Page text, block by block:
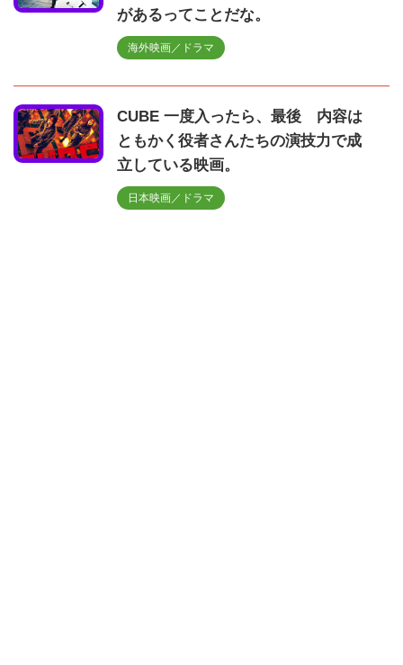
があるってことだな。
海外映画／ドラマ
CUBE 一度入ったら、最後 内容は
ともかく役者さんたちの演技力で成
立している映画。
日本映画／ドラマ